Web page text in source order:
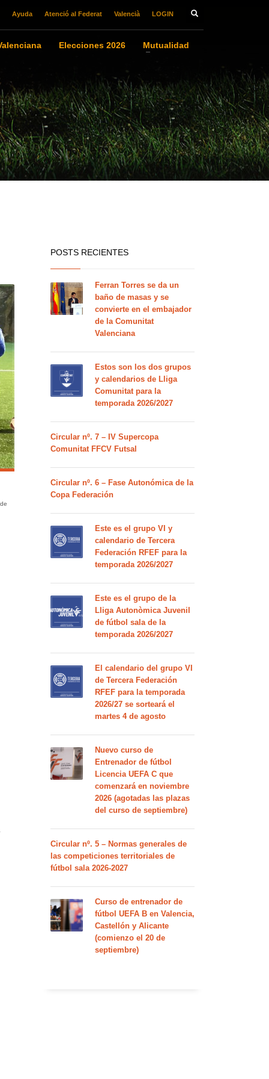
Ayuda Atenció al Federat Valencià LOGIN
Elecciones 2026 Mutualidad
POSTS RECIENTES
Ferran Torres se da un
baño de masas y se
convierte en el embajador
de la Comunitat
Valenciana
Estos son los dos grupos
y calendarios de Lliga
Comunitat para la
temporada 2026/2027
Circular nº. 7 – IV Supercopa
Comunitat FFCV Futsal
Circular nº. 6 – Fase Autonómica de la
Copa Federación
Este es el grupo VI y
calendario de Tercera
Federación RFEF para la
temporada 2026/2027
Este es el grupo de la
Lliga Autonòmica Juvenil
de fútbol sala de la
temporada 2026/2027
El calendario del grupo VI
de Tercera Federación
RFEF para la temporada
2026/27 se sorteará el
martes 4 de agosto
Nuevo curso de
Entrenador de fútbol
Licencia UEFA C que
comenzará en noviembre
2026 (agotadas las plazas
del curso de septiembre)
Circular nº. 5 – Normas generales de
las competiciones territoriales de
fútbol sala 2026-2027
Curso de entrenador de
fútbol UEFA B en Valencia,
Castellón y Alicante
(comienzo el 20 de
septiembre)